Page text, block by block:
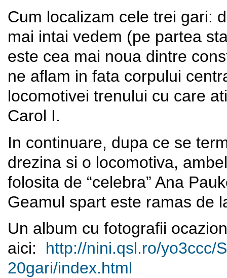
Cum localizam cele trei gari:
mai intai vedem (pe partea
este cea mai noua dintre
ne aflam in fata corpului
locomotivei trenului cu care
Carol I.
In continuare, dupa ce se
drezina si o locomotiva,
folosita de “celebra” Ana
Geamul spart este ramas de
Un album cu fotografii
aici: http://nini.qsl.ro/yo3ccc/
20gari/index.html